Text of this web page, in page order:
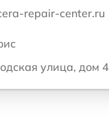
repair-center.ru
улица, дом 4